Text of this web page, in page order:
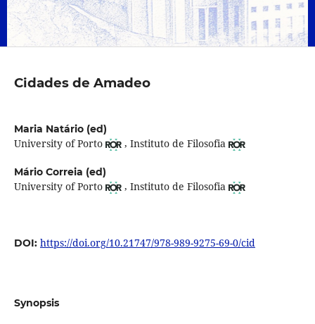
Cidades de Amadeo
Maria Natário (ed)
University of Porto ,Instituto de Filosofia
Mário Correia (ed)
University of Porto ,Instituto de Filosofia
DOI: https://doi.org/10.21747/978-989-9275-69-0/cid
Synopsis